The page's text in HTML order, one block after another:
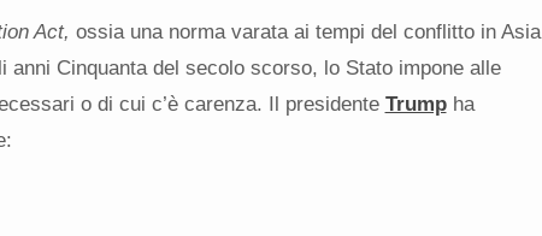
Act, ossia una norma varata ai tempi del conflitto in Asia
anni Cinquanta del secolo scorso, lo Stato impone alle
o di cui c’è carenza. Il presidente Trumpha